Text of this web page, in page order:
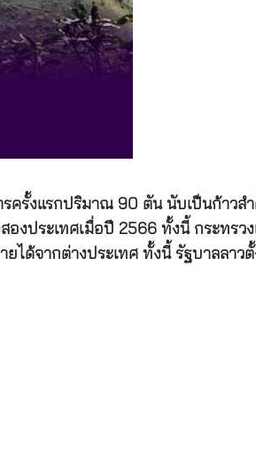
รครั้งแรกปริมาณ 90 ตัน นับเป็นก้าวส
องประเทศเมื่อปี 2566 ทั้งนี้ กระทรว
ได้จากต่างประเทศ ทั้งนี้ รัฐบาลลาวตั้